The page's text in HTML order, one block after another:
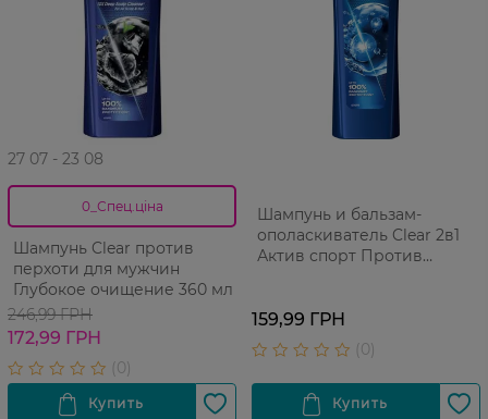
27 07 - 23 08
0_Спец.ціна
Шампунь Clear против
перхоти для мужчин
Глубокое очищение 360 мл
246,99 ГРН
172,99 ГРН
Шампунь и бальзам-
ополаскиватель Clear 2в1
Актив спорт Против
159,99 ГРН